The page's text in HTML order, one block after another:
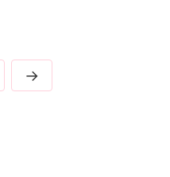
→